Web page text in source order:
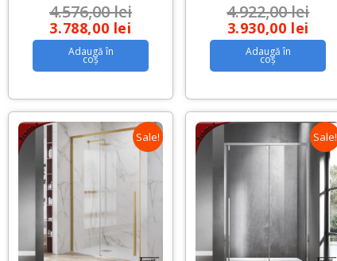
4.576,00lei
3.788,00 lei
Adaugă în
coș
4.922,00lei
3.930,00 lei
Adaugă în
coș
Sale! Sale!